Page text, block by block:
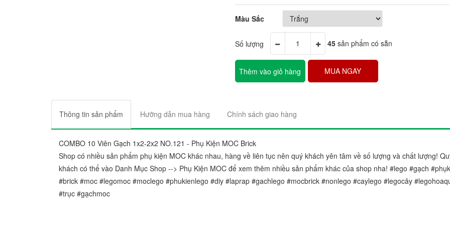
Màu Sắc
Số lượng 45sản phẩm có sẵn
Thêm vào giỏ hàng MUA NGAY
Thông tin sản phẩm Hưỡng dẫn mua hàng Chính sách giao hàng
COMBO 10 Viên Gạch 1x2-2x2 NO.121 - Phụ Kiện MOC Brick
Shop có nhiều sản phẩm phụ kiện MOC khác nhau, hàng về liên tục nên quý khách yên tâm về số lượng và chất lượng!
khách có thể vào Danh Mục Shop --> Phụ Kiện MOC để xem thêm nhiều sản phẩm khác của shop nha! #lego #gạch
#brick #moc #legomoc #moclego #phukienlego #diy #laprap #gachlego #mocbrick #nonlego #caylego #legocây
#trục #gạchmoc
"Sản phẩm thì trên cả tuyệt